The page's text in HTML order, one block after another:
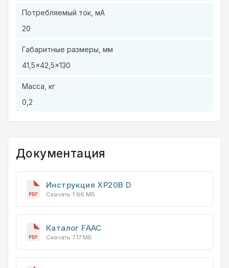
Потребляемый ток, мА
20
Габаритные размеры, мм
41,5×42,5×130
Масса, кг
0,2
Документация
Инструкция XP20B D
Скачать 1.66 МБ
Каталог FAAC
Скачать 7.17 МБ